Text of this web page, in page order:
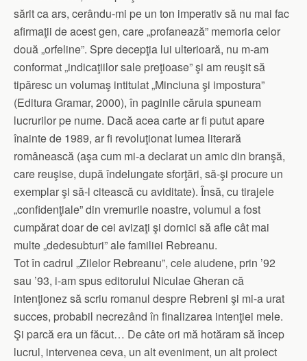
sărit ca ars, cerându-mi pe un ton imperativ să nu mai fac
afirmaţii de acest gen, care „profanează” memoria celor
două „orfeline”. Spre decepţia lui ulterioară, nu m-am
conformat „indicaţiilor sale preţioase” şi am reuşit să
tipăresc un volumaş intitulat „Minciuna şi impostura”
(Editura Gramar, 2000), în paginile căruia spuneam
lucrurilor pe nume. Dacă acea carte ar fi putut apare
înainte de 1989, ar fi revoluţionat lumea literară
românească (aşa cum mi-a declarat un amic din branşă,
care reuşise, după îndelungate sforţări, să-şi procure un
exemplar şi să-l citească cu aviditate). Însă, cu tirajele
„confidenţiale” din vremurile noastre, volumul a fost
cumpărat doar de cei avizaţi şi dornici să afle cât mai
multe „dedesubturi” ale familiei Rebreanu.
Tot în cadrul „Zilelor Rebreanu”, cele aiudene, prin ’92
sau ’93, i-am spus editorului Niculae Gheran că
intenţionez să scriu romanul despre Rebreni şi mi-a urat
succes, probabil necrezând în finalizarea intenţiei mele.
Şi parcă era un făcut… De câte ori mă hotăram să încep
lucrul, intervenea ceva, un alt eveniment, un alt proiect